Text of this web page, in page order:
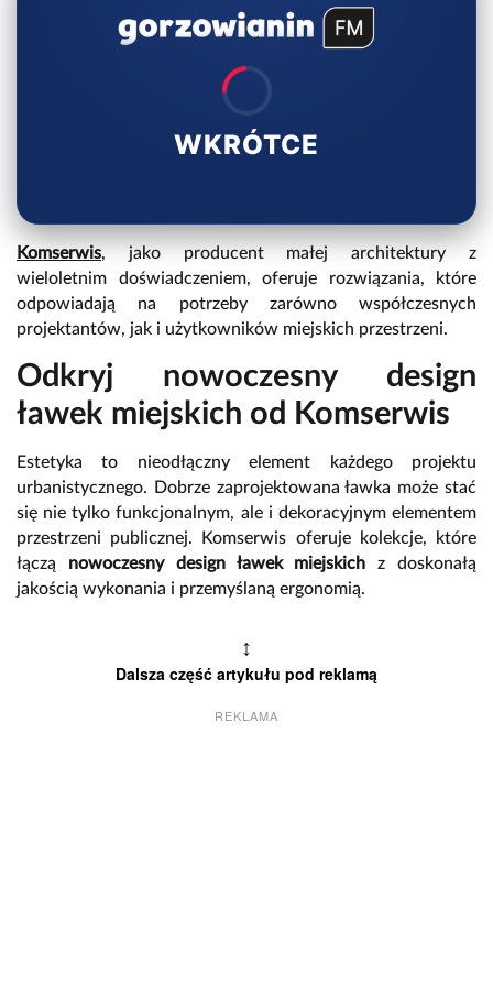
WKRÓTCE
Komserwis, jako producent małej architektury z
wieloletnim doświadczeniem, oferuje rozwiązania, które
odpowiadają na potrzeby zarówno współczesnych
projektantów, jak i użytkowników miejskich przestrzeni.
Odkryj nowoczesny design
ławek miejskich od Komserwis
Estetyka to nieodłączny element każdego projektu
urbanistycznego. Dobrze zaprojektowana ławka może stać
się nie tylko funkcjonalnym, ale i dekoracyjnym elementem
przestrzeni publicznej. Komserwis oferuje kolekcje, które
łączą nowoczesny design ławek miejskich z doskonałą
jakością wykonania i przemyślaną ergonomią.
↕
Dalsza część artykułu pod reklamą
REKLAMA